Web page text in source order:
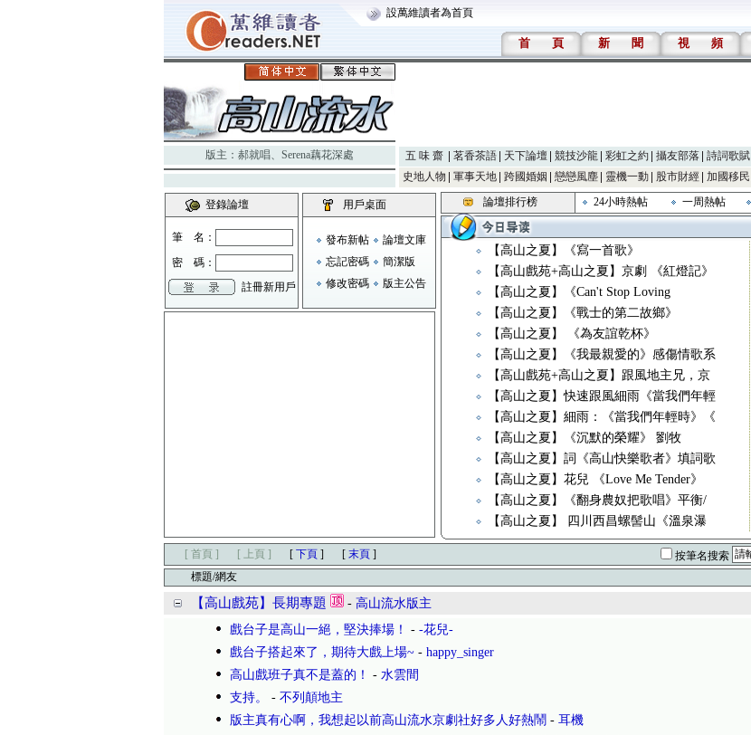
設萬維讀者為首頁
首 頁 新 聞 視 頻
版主： 郝就唱、 Serena藕花深處 五 味 齋 茗香茶語 天下論壇 競技沙龍 彩虹之約 攝友部落 詩詞歌賦
史地人物
軍事天地 跨國婚姻 戀戀風塵 靈機一動 股市財經 加國移民
登錄論壇
筆 名：
密 碼：
註冊新用戶
用戶桌面
發布新帖
論壇文庫
忘記密碼
簡潔版
修改密碼
版主公告
論壇排行榜 24小時熱帖 一周熱帖
【高山之夏】《寫一首歌》
【高山戲苑+高山之夏】京劇 《紅燈記》
【高山之夏】《Can't Stop Loving
【高山之夏】《戰士的第二故鄉》
【高山之夏】 《為友誼乾杯》
【高山之夏】《我最親愛的》感傷情歌系
【高山戲苑+高山之夏】跟風地主兄，京
【高山之夏】快速跟風細雨《當我們年輕
【高山之夏】細雨：《當我們年輕時》《
【高山之夏】《沉默的榮耀》 劉牧
【高山之夏】詞《高山快樂歌者》填詞歌
【高山之夏】花兒 《Love Me Tender》
【高山之夏】《翻身農奴把歌唱》平衡/
【高山之夏】 四川西昌螺髻山《溫泉瀑
[ 首頁 ] [ 上頁 ] [ 下頁 ] [ 末頁 ]
按筆名搜索
標題/網友
【高山戲苑】長期專題 - 高山流水版主
戲台子是高山一絕，堅決捧場！ - -花兒-
戲台子搭起來了，期待大戲上場~ - happy_singer
高山戲班子真不是蓋的！ - 水雲間
支持。 - 不列顛地主
版主真有心啊，我想起以前高山流水京劇社好多人好熱鬧 - 耳機